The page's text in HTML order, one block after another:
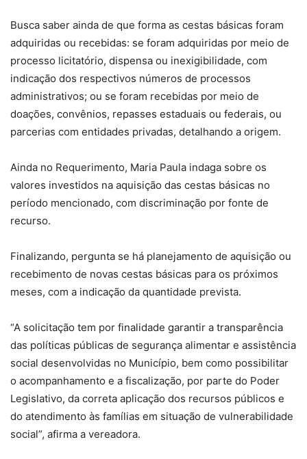
Busca saber ainda de que forma as cestas básicas foram
adquiridas ou recebidas: se foram adquiridas por meio de
processo licitatório, dispensa ou inexigibilidade, com
indicação dos respectivos números de processos
administrativos; ou se foram recebidas por meio de
doações, convênios, repasses estaduais ou federais, ou
parcerias com entidades privadas, detalhando a origem.
Ainda no Requerimento, Maria Paula indaga sobre os
valores investidos na aquisição das cestas básicas no
período mencionado, com discriminação por fonte de
recurso.
Finalizando, pergunta se há planejamento de aquisição ou
recebimento de novas cestas básicas para os próximos
meses, com a indicação da quantidade prevista.
“A solicitação tem por finalidade garantir a transparência
das políticas públicas de segurança alimentar e assistência
social desenvolvidas no Município, bem como possibilitar
o acompanhamento e a fiscalização, por parte do Poder
Legislativo, da correta aplicação dos recursos públicos e
do atendimento às famílias em situação de vulnerabilidade
social”, afirma a vereadora.